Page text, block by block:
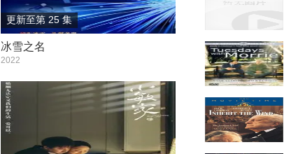
更新至第 25 集
冰雪之名
2022